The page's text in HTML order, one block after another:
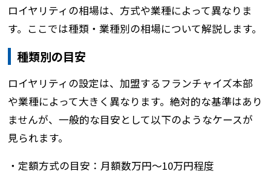
ロイヤリティの相場は、方式や業種によって異なりま
す。ここでは種類・業種別の相場について解説します。
種類別の目安
ロイヤリティの設定は、加盟するフランチャイズ本部
や業種によって大きく異なります。絶対的な基準はあり
ませんが、一般的な目安として以下のようなケースが
見られます。
・定額方式の目安：月額数万円〜10万円程度